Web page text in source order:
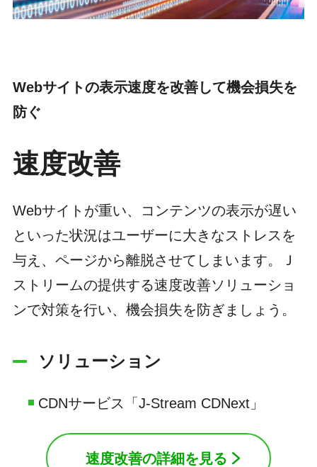
Webサイトの表示速度を改善して機会損失を
防ぐ
速度改善
Webサイトが重い、コンテンツの表示が遅い
といった状況はユーザーに大きなストレスを
与え、ページから離脱させてしまいます。Ｊ
ストリームの提供する速度改善ソリューショ
ンで対策を行い、機会損失を防ぎましょう。
ソリューション
CDNサービス「J-Stream CDNext」
速度改善の詳細を見る